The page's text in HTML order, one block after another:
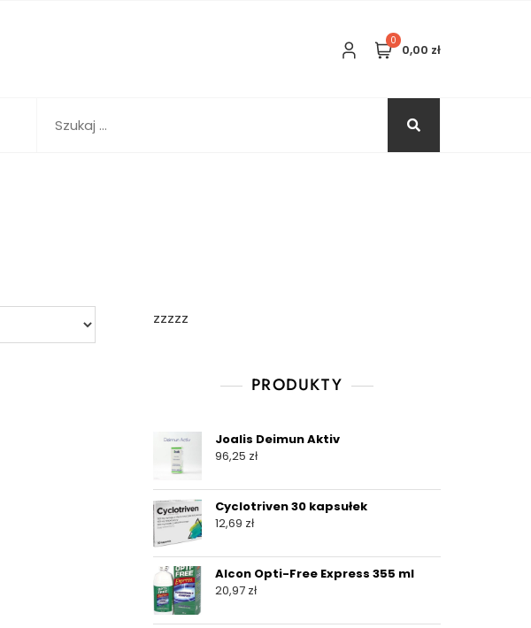
0
0,00 zł
Szukaj:
zzzzz
PRODUKTY
Joalis Deimun Aktiv
96,25 zł
Cyclotriven 30 kapsułek
12,69 zł
Alcon Opti-Free Express 355 ml
20,97 zł